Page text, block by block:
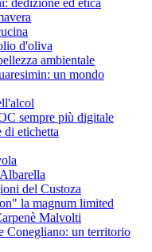
dedizione ed etica
d'oliva
ambientale
un mondo
sempre più digitale
di etichetta
del Custoza
la magnum limited
Malvolti
Conegliano: un territorio